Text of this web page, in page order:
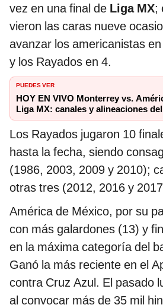
vez en una final de Liga MX;
vieron las caras nueve
avanzar los americanistas
y los Rayados en 4.
PUEDES VER
HOY EN VIVO Monterrey vs.
Liga MX: canales y alineaciones
Los Rayados jugaron 10
hasta la fecha, siendo
(1986, 2003, 2009 y 2010);
otras tres (2012, 2016 y
América de México, por su
con más galardones (13) y
en la máxima categoría del
Ganó la más reciente en el
contra Cruz Azul. El pasado
al convocar más de 35 mil